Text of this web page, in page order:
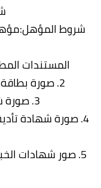
شروط
المستندات المطلوبة:1. صورة
2. صورة بطاقة الرقم القومى سارية (وجهان )
3. صورة شهادة الميلاد المميكنة
4. صورة شهادة
5. صور شهادات